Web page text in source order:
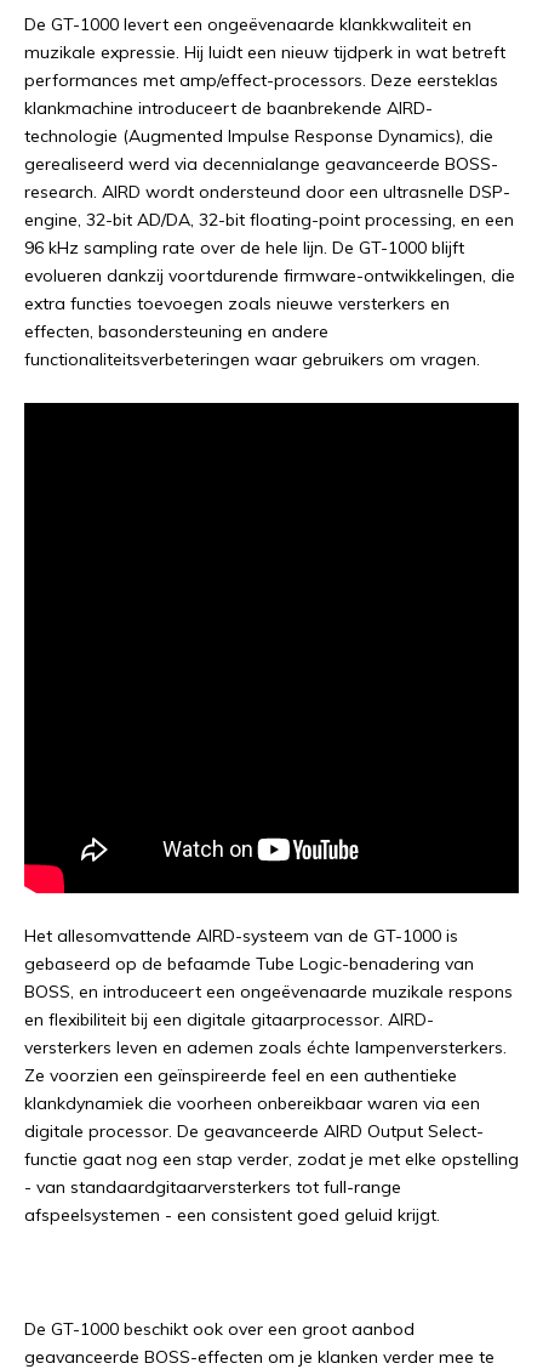
De GT-1000 levert een ongeëvenaarde klankkwaliteit en
muzikale expressie. Hij luidt een nieuw tijdperk in wat betreft
performances met amp/effect-processors. Deze eersteklas
klankmachine introduceert de baanbrekende AIRD-
technologie (Augmented Impulse Response Dynamics), die
gerealiseerd werd via decennialange geavanceerde BOSS-
research. AIRD wordt ondersteund door een ultrasnelle DSP-
engine, 32-bit AD/DA, 32-bit floating-point processing, en een
96 kHz sampling rate over de hele lijn. De GT-1000 blijft
evolueren dankzij voortdurende firmware-ontwikkelingen, die
extra functies toevoegen zoals nieuwe versterkers en
effecten, basondersteuning en andere
functionaliteitsverbeteringen waar gebruikers om vragen.
Het allesomvattende AIRD-systeem van de GT-1000 is
gebaseerd op de befaamde Tube Logic-benadering van
BOSS, en introduceert een ongeëvenaarde muzikale respons
en flexibiliteit bij een digitale gitaarprocessor. AIRD-
versterkers leven en ademen zoals échte lampenversterkers.
Ze voorzien een geïnspireerde feel en een authentieke
klankdynamiek die voorheen onbereikbaar waren via een
digitale processor. De geavanceerde AIRD Output Select-
functie gaat nog een stap verder, zodat je met elke opstelling
- van standaardgitaarversterkers tot full-range
afspeelsystemen - een consistent goed geluid krijgt.
De GT-1000 beschikt ook over een groot aanbod
geavanceerde BOSS-effecten om je klanken verder mee te